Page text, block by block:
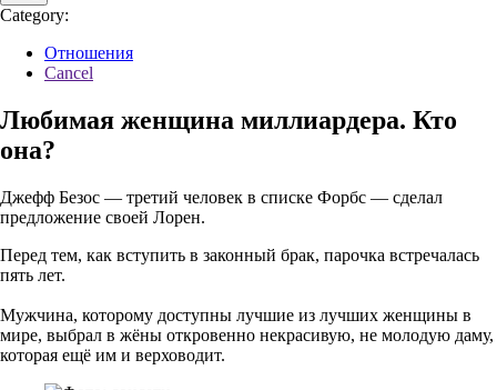
Category:
Отношения
Cancel
Любимая женщина миллиардера. Кто
она?
Джефф Безос — третий человек в списке Форбс — сделал
предложение своей Лорен.
Перед тем, как вступить в законный брак, парочка встречалась
пять лет.
Мужчина, которому доступны лучшие из лучших женщины в
мире, выбрал в жёны откровенно некрасивую, не молодую даму,
которая ещё им и верховодит.